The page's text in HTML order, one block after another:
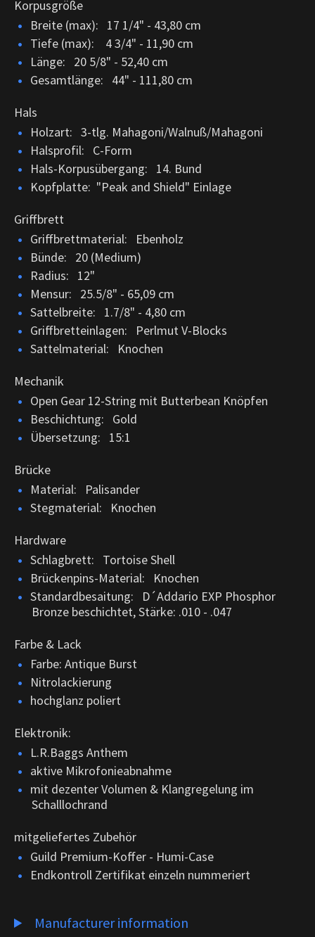
Korpusgröße
Breite (max): 17 1/4" - 43,80 cm
Tiefe (max): 4 3/4" - 11,90 cm
Länge: 20 5/8" - 52,40 cm
Gesamtlänge: 44" - 111,80 cm
Hals
Holzart: 3-tlg. Mahagoni/Walnuß/Mahagoni
Halsprofil: C-Form
Hals-Korpusübergang: 14. Bund
Kopfplatte: "Peak and Shield" Einlage
Griffbrett
Griffbrettmaterial: Ebenholz
Bünde: 20 (Medium)
Radius: 12"
Mensur: 25.5/8" - 65,09 cm
Sattelbreite: 1.7/8" - 4,80 cm
Griffbretteinlagen: Perlmut V-Blocks
Sattelmaterial: Knochen
Mechanik
Open Gear 12-String mit Butterbean Knöpfen
Beschichtung: Gold
Übersetzung: 15:1
Brücke
Material: Palisander
Stegmaterial: Knochen
Hardware
Schlagbrett: Tortoise Shell
Brückenpins-Material: Knochen
Standardbesaitung: D´Addario EXP Phosphor
Bronze beschichtet, Stärke: .010 - .047
Farbe & Lack
Farbe: Antique Burst
Nitrolackierung
hochglanz poliert
Elektronik:
L.R.Baggs Anthem
aktive Mikrofonieabnahme
mit dezenter Volumen & Klangregelung im
Schalllochrand
mitgeliefertes Zubehör
Guild Premium-Koffer - Humi-Case
Endkontroll Zertifikat einzeln nummeriert
Manufacturer information